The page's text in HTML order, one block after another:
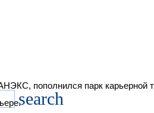
search
пополнился парк карьерной